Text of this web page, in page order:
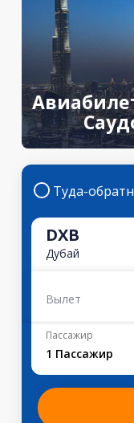
Туда-
DXB
Дубай
Вылет
Пассажир
1 Пассажир